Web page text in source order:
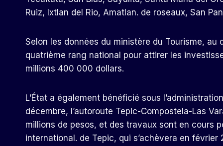
Ruiz, Ixtlan del Rio, Amatlan. de roseaux, San
Selon les données du ministère du Tourisme,
quatrième rang national pour attirer les
millions 400 000 dollars.
L’État a également bénéficié sous
décembre, l’autoroute Tepic-Compostela-Las
millions de pesos, et des travaux sont en cours
international. de Tepic, qui s’achèvera en